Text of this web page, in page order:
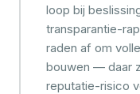
loop bij
transparantie-
raden af om
bouwen — daar
reputatie-risico